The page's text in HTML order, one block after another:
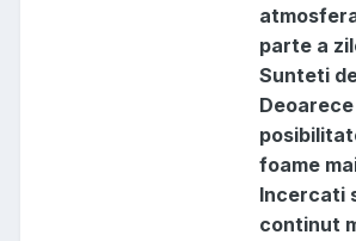
parte a
Sunteti
foame
Incercati
continut